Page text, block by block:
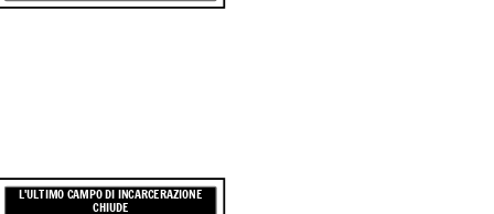
L'ULTIMO CAMPO DI INCARCERAZIONE
CHIUDE